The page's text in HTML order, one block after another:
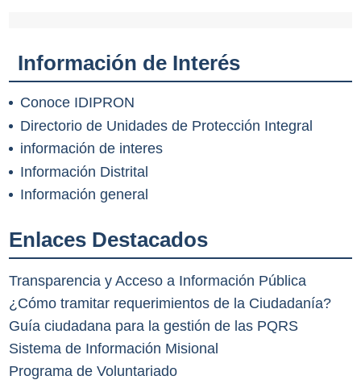
Información de Interés
Conoce IDIPRON
Directorio de Unidades de Protección Integral
información de interes
Información Distrital
Información general
Enlaces Destacados
Transparencia y Acceso a Información Pública
¿Cómo tramitar requerimientos de la Ciudadanía?
Guía ciudadana para la gestión de las PQRS
Sistema de Información Misional
Programa de Voluntariado